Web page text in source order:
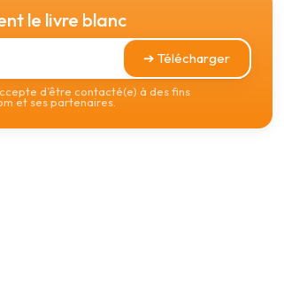
le livre blanc
➔ Télécharger
d’être contacté(e) à des fins
et ses partenaires.